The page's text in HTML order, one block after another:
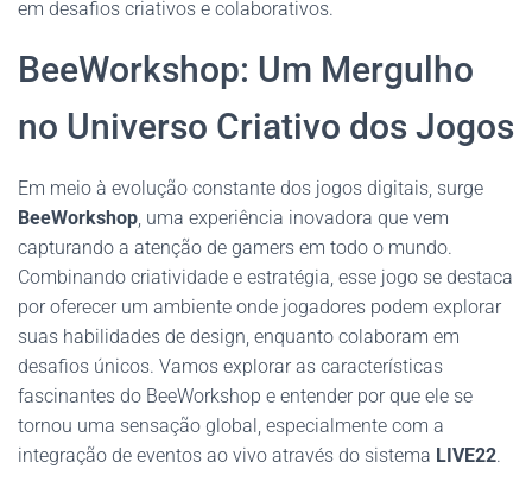
em desafios criativos e colaborativos.
BeeWorkshop: Um Mergulho
no Universo Criativo dos Jogos
Em meio à evolução constante dos jogos digitais, surge
BeeWorkshop, uma experiência inovadora que vem
capturando a atenção de gamers em todo o mundo.
Combinando criatividade e estratégia, esse jogo se destaca
por oferecer um ambiente onde jogadores podem explorar
suas habilidades de design, enquanto colaboram em
desafios únicos. Vamos explorar as características
fascinantes do BeeWorkshop e entender por que ele se
tornou uma sensação global, especialmente com a
integração de eventos ao vivo através do sistema LIVE22.